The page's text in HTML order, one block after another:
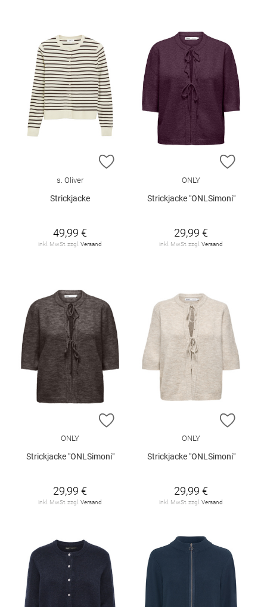
ZUR WUNSCHLISTE HINZUFÜGEN
s. Oliver
Strickjacke
49,99 €
inkl. MwSt. zzgl. Versand
ZUR
ONLY
Strickjacke "ONLSimoni"
29,99 €
inkl. MwSt. zzgl. Versand
ZUR WUNSCHLISTE HINZUFÜGEN
ONLY
Strickjacke "ONLSimoni"
29,99 €
inkl. MwSt. zzgl.Versand
ZUR
ONLY
Strickjacke "ONLSimoni"
29,99 €
inkl. MwSt. zzgl.Versand